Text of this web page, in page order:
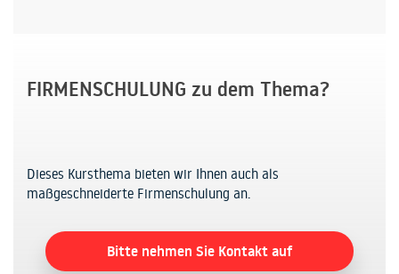
FIRMENSCHULUNG zu dem Thema?
Dieses Kursthema bieten wir Ihnen auch als
maßgeschneiderte Firmenschulung an.
Bitte nehmen Sie Kontakt auf